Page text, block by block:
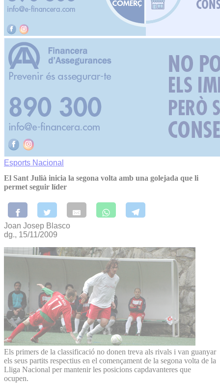
Esports Nacional
El Sant Julià inicia la segona volta amb una golejada que li
permet seguir líder
Joan Josep Blasco
dg., 15/11/2009
Els primers de la classificació no donen treva als rivals i van guanyar
els seus partits respectius en el començament de la segona volta de la
Lliga Nacional per mantenir les posicions capdavanteres que
ocupen.